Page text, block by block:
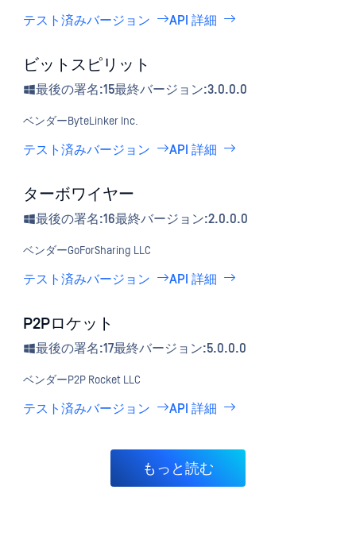
テスト済みバージョン API 詳細
ビットスピリット
最後の署名:15最終バージョン:3.0.0.0
ベンダーByteLinker Inc.
テスト済みバージョン API 詳細
ターボワイヤー
最後の署名:16最終バージョン:2.0.0.0
ベンダーGoForSharing LLC
テスト済みバージョン API 詳細
P2Pロケット
最後の署名:17最終バージョン:5.0.0.0
ベンダーP2P Rocket LLC
テスト済みバージョン API 詳細
もっと読む